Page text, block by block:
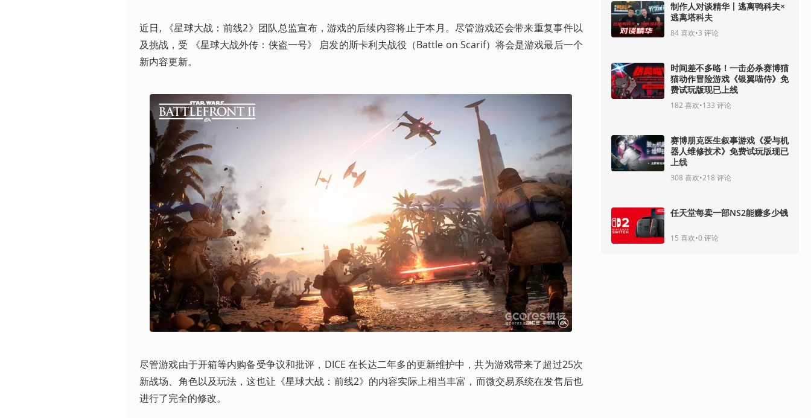
近日, 《星球大战：前线2》团队总监宣布，游戏的后续内容将止于本月。尽管游戏还会带来重复事件以
及挑战，受 《星球大战外传：侠盗一号》 启发的斯卡利夫战役（Battle on Scarif）将会是游戏最后一个
新内容更新。
尽管游戏由于开箱等内购备受争议和批评，DICE 在长达二年多的更新维护中，共为游戏带来了超过25次
新战场、角色以及玩法，这也让《星球大战：前线2》的内容实际上相当丰富，而微交易系统在发售后也
进行了完全的修改。
制作人对谈精华丨逃离鸭科夫×
逃离塔科夫
84喜欢•3 评论
时间差不多咯！一击必杀赛博猫
猫动作冒险游戏《银翼喵侍》免
费试玩版现已上线
182 喜欢•133 评论
赛博朋克医生叙事游戏《爱与机
器人维修技术》免费试玩版现已
上线
308 喜欢•218 评论
任天堂每卖一部NS2能赚多少钱
15 喜欢•0评论